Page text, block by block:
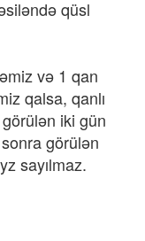
qüsl
və 1 qan
qalsa, qanlı
iki gün
görülən
sayılmaz.